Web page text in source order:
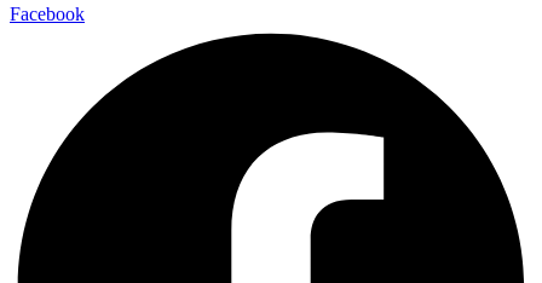
Facebook